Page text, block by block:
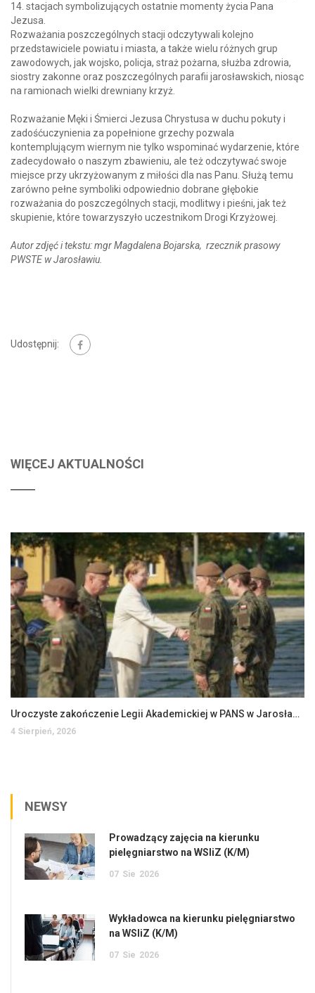
14. stacjach symbolizujących ostatnie momenty życia Pana
Jezusa.
Rozważania poszczególnych stacji odczytywali kolejno
przedstawiciele powiatu i miasta, a także wielu różnych grup
zawodowych, jak wojsko, policja, straż pożarna, służba zdrowia,
siostry zakonne oraz poszczególnych parafii jarosławskich, niosąc
na ramionach wielki drewniany krzyż.
Rozważanie Męki i Śmierci Jezusa Chrystusa w duchu pokuty i
zadośćuczynienia za popełnione grzechy pozwala
kontemplującym wiernym nie tylko wspominać wydarzenie, które
zadecydowało o naszym zbawieniu, ale też odczytywać swoje
miejsce przy ukrzyżowanym z miłości dla nas Panu. Służą temu
zarówno pełne symboliki odpowiednio dobrane głębokie
rozważania do poszczególnych stacji, modlitwy i pieśni, jak też
skupienie, które towarzyszyło uczestnikom Drogi Krzyżowej.
Autor zdjęć i tekstu: mgr Magdalena Bojarska, rzecznik prasowy
PWSTE w Jarosławiu.
Udostępnij:
WIĘCEJ AKTUALNOŚCI
Uroczyste zakończenie Legii Akademickiej w PANS w Jarosławiu
4 Sierpień, 2026
NEWSY
Prowadzący zajęcia na kierunku
pielęgniarstwo na WSIiZ (K/M)
07 Sie 2026
Wykładowca na kierunku pielęgniarstwo
na WSIiZ (K/M)
07 Sie 2026